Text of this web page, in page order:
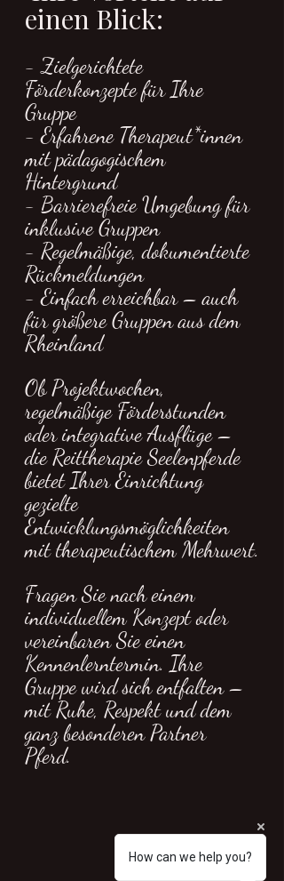
einen Blick:
- Zielgerichtete
Förderkonzepte für Ihre
Gruppe
- Erfahrene Therapeut*innen
mit pädagogischem
Hintergrund
- Barrierefreie Umgebung für
inklusive Gruppen
- Regelmäßige, dokumentierte
Rückmeldungen
- Einfach erreichbar – auch
für größere Gruppen aus dem
Rheinland
Ob Projektwochen,
regelmäßige Förderstunden
oder integrative Ausflüge –
die Reittherapie Seelenpferde
bietet Ihrer Einrichtung
gezielte
Entwicklungsmöglichkeiten
mit therapeutischem Mehrwert.
Fragen Sie nach einem
individuellem Konzept oder
vereinbaren Sie einen
Kennenlerntermin. Ihre
Gruppe wird sich entfalten –
mit Ruhe, Respekt und dem
ganz besonderen Partner
Pferd.
How can we help you?